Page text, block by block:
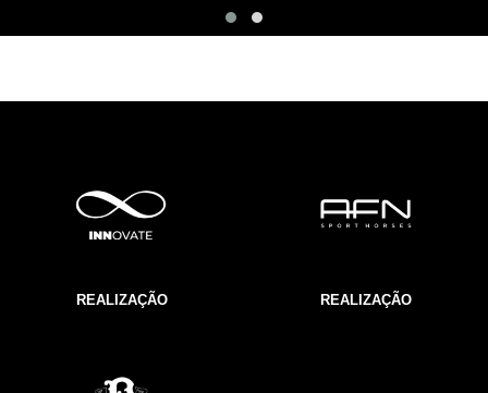
REALIZAÇÃO REALIZAÇÃO